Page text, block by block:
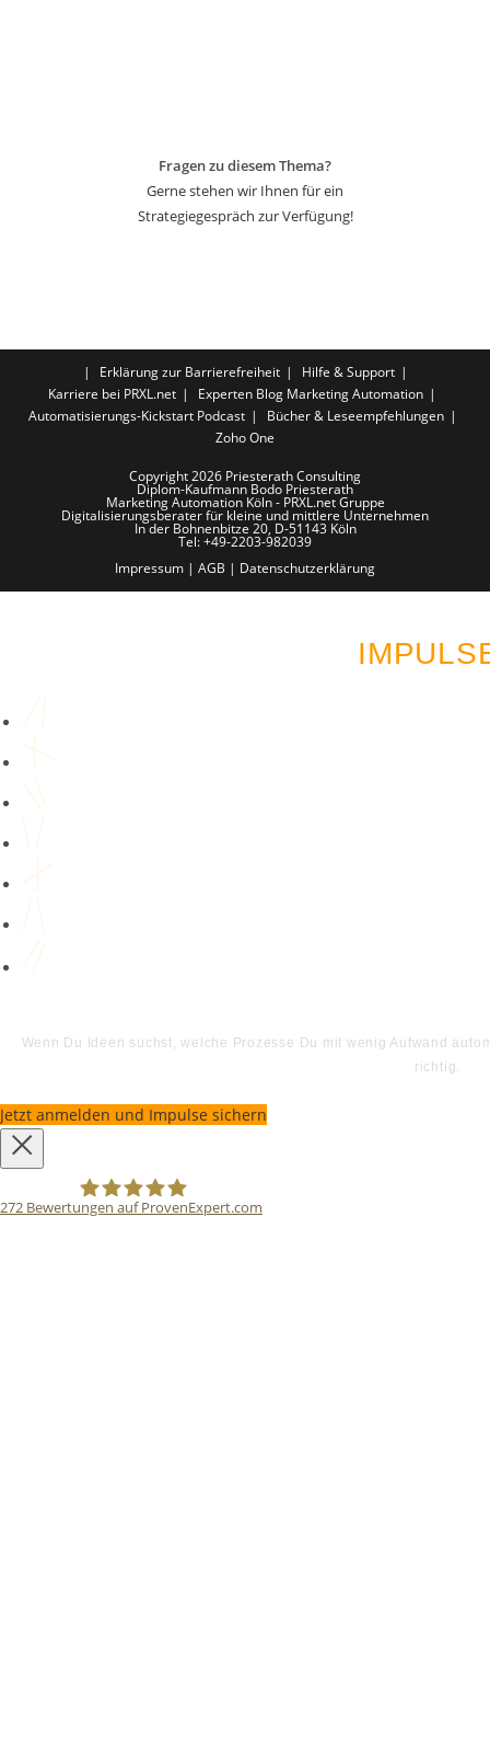
Fragen zu diesem Thema?
Gerne stehen wir Ihnen für ein
Strategiegespräch zur Verfügung!
Erklärung zur Barrierefreiheit
Hilfe & Support
Karriere bei PRXL.net
Experten Blog Marketing Automation
Automatisierungs-Kickstart Podcast
Bücher & Leseempfehlungen
Zoho One
Copyright 2026 Priesterath Consulting
Diplom-Kaufmann Bodo Priesterath
Marketing Automation Köln - PRXL.net Gruppe
Digitalisierungsberater für kleine und mittlere Unternehmen
In der Bohnenbitze 20, D-51143 Köln
Tel: +49-2203-982039
Impressum | AGB | Datenschutzerklärung
Wenn Du Ideen suchst, welche Prozesse Du mit wenig Aufwand
richtig.
Jetzt anmelden und Impulse sichern
272 Bewertungen auf ProvenExpert.com